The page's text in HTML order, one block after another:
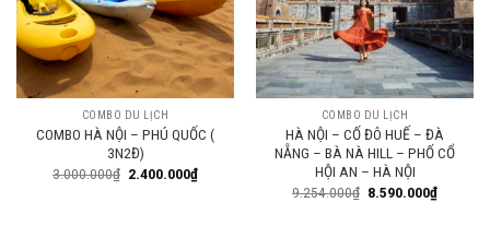
COMBO DU LỊCH
COMBO HÀ NỘI – PHÚ QUỐC (
3N2Đ)
3.000.000₫ 2.400.000₫
COMBO DU LỊCH
HÀ NỘI – CỐ ĐÔ HUẾ – ĐÀ
NẴNG – BÀ NÀ HILL – PHỐ CỔ
HỘI AN – HÀ NỘI
9.254.000₫ 8.590.000₫